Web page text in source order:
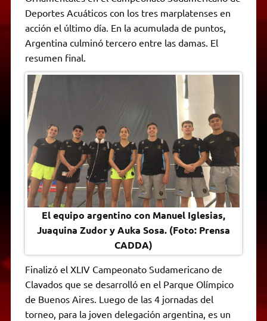
p
p
r
a
m
e
r
o
o
k
g
e
n
k
F
r
i
n
y
Deportes Acuáticos con los tres marplatenses en
acción el último día. En la acumulada de puntos,
Argentina culminó tercero entre las damas. El
resumen final.
El equipo argentino con Manuel Iglesias,
Juaquina Zudor y Auka Sosa. (Foto: Prensa
CADDA)
Finalizó el XLIV Campeonato Sudamericano de
Clavados que se desarrolló en el Parque Olímpico
de Buenos Aires. Luego de las 4 jornadas del
torneo, para la joven delegación argentina, es un